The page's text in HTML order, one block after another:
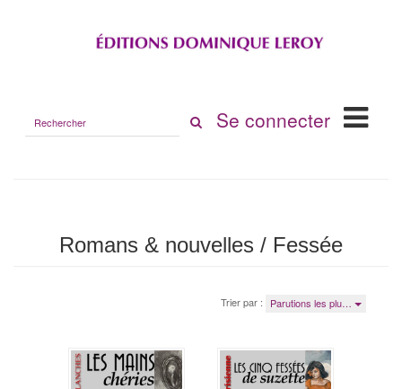
le
Se connecter
Romans & nouvelles / Fessée
Trier par : Parutions les plu…